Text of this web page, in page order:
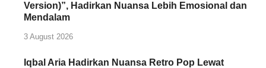
Version)”, Hadirkan Nuansa Lebih Emosional dan
Mendalam
3 August 2026
Iqbal Aria Hadirkan Nuansa Retro Pop Lewat